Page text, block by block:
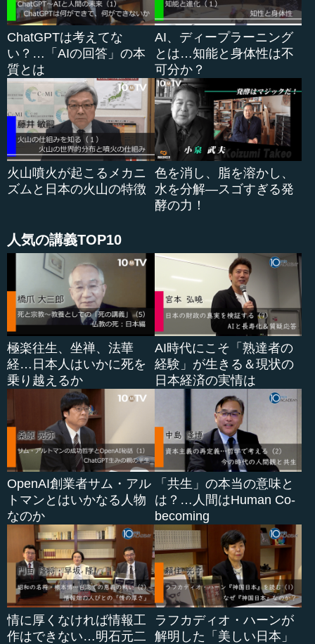
だったかを知ることができます。一方、災害は自然現象の
方にもラップしていますので、どのような自然現象だった
のか、そのときの発生条件はどのようなものだったかが分
かります。これらの条件は、今後の防災対策に有意義な情
報を与えてくれます。
もう一つ重要なことは、円の大きさです。この円の大き
さは固定されたものではなく、常に変化しています。土砂
災害を例に、この円の変化を見てみましょう。
平成29（2017）年に九州北部豪雨がありました。この時
の土砂災害では、九州北部にある福岡県朝倉市の観測地点
で、実に24時間829ミリという雨が降りました。東京で1年
降ってしまったことになります。
これだけ多量の雨が降ると、山は崩れ、土砂が流出し、
山に生えていた木が流れ出します。そのために朝倉市では
多くのところで土砂災害や流木災害が起こりました。結果
的に災害を表す円は...
ChatGPTは考えてな
い？…「AIの回答」の本
質とは
AI、ディープラーニング
とは…知能と身体性は不
可分か？
火山噴火が起こるメカニ
ズムと日本の火山の特徴
色を消し、脂を溶かし、
水を分解―スゴすぎる発
酵の力！
人気の講義TOP10
極楽往生、坐禅、法華
経…日本人はいかに死を
乗り越えるか
AI時代にこそ「熟達者の
経験」が生きる＆現状の
日本経済の実情は
OpenAI創業者サム・アル
トマンとはいかなる人物
なのか
「共生」の本当の意味と
は？…人間はHuman Co-
becoming
情に厚くなければ情報工
作はできない…明石元二
ラフカディオ・ハーンが
解明した「美しい日本」